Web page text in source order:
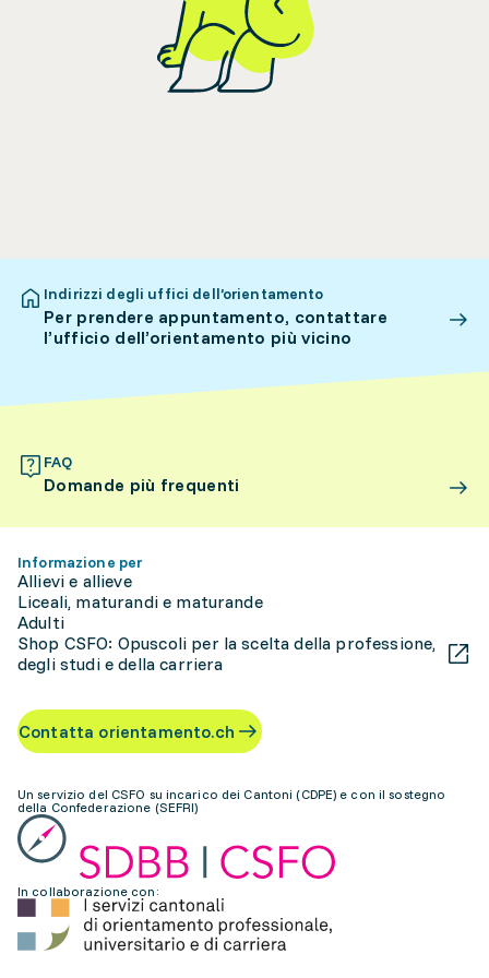
Indirizzi degli uffici dell’orientamento
Per prendere appuntamento, contattare
l’ufficio dell’orientamento più vicino
FAQ
Domande più frequenti
Informazione per
Allievi e allieve
Liceali, maturandi e maturande
Adulti
Shop CSFO: Opuscoli per la scelta della professione,
degli studi e della carriera
Contatta orientamento.ch
Un servizio del CSFO su incarico dei Cantoni (CDPE) e con il sostegno
della Confederazione (SEFRI)
In collaborazione con: